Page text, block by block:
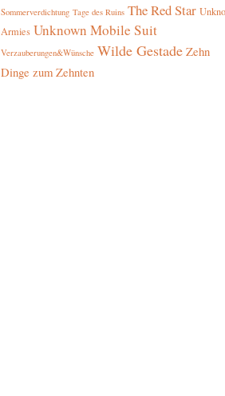
Sommerverdichtung Tage des Ruins The Red Star
Armies Unknown Mobile Suit
Verzauberungen&Wünsche Wilde Gestade Zehn
Dinge zum Zehnten